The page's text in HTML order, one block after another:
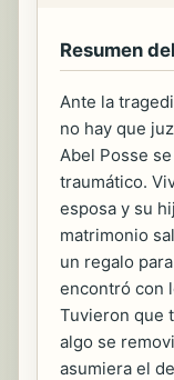
Resumen
Ante la
no hay que
Abel Posse
traumático.
esposa y su
matrimonio
un regalo
encontró con
Tuvieron que
algo se
asumiera el